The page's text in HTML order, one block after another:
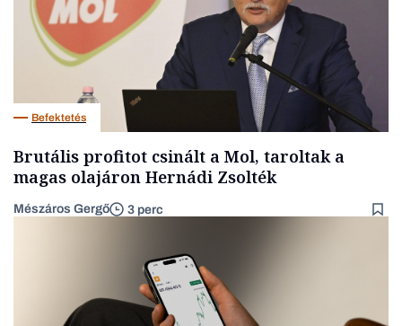
Befektetés
Brutális profitot csinált a Mol, taroltak a
magas olajáron Hernádi Zsolték
Mészáros Gergő 3 perc